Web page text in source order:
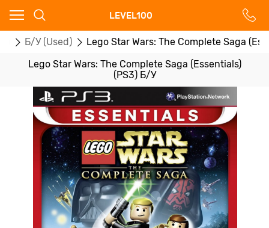
LEVEL100
Б/У (Used) Lego Star Wars: The Complete Saga
Lego Star Wars: The Complete Saga (Essentials)
(PS3) Б/У
Ваш город - Москва,
угадали?
ДА НЕТ